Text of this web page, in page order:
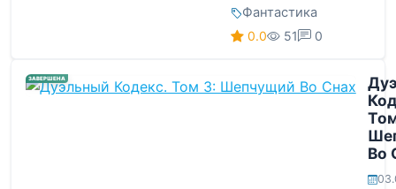
Фантастика
0.0 51 0
ЗАВЕРШЕНА
Во